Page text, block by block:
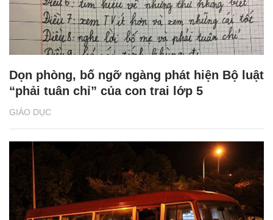
GIÁO DỤC
Dọn phòng, bố ngỡ ngàng phát hiện Bộ luật
“phải tuân chỉ” của con trai lớp 5